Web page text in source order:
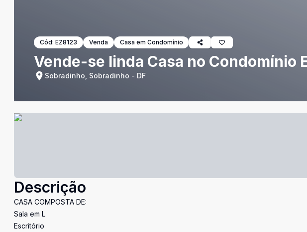
Cód: EZ8123 Venda Casa em Condomínio
Vende-se linda Casa no Condomínio
Sobradinho, Sobradinho - DF
Descrição
CASA COMPOSTA DE:
Sala em L
Escritório